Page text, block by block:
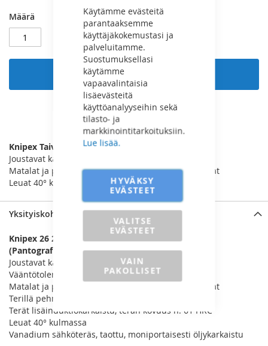
Käytämme evästeitä
parantaaksemme
käyttäjäkokemustasi ja
palveluitamme.
Suostumuksellasi
käytämme
vapaavalintaisia
lisäevästeitä
käyttöanalyyseihin sekä
tilasto- ja
markkinointitarkoituksiin.
Lue lisää.
HYVÄKSY
EVÄSTEET
VALITSE
EVÄSTEET
VAIN
PAKOLLISET
Määrä
Lisää ostoskoriin
LISÄÄ VERTAILUUN
Knipex Taivutettu Kärkipihti
Joustavat kärjet: muotolujat myös väännössä
Matalat ja pyöreät, pitkät, päistään terävöityvät leuat
Leuat 40° kulmassa
Yksityiskohdat
Knipex 26 21 200 Lattapyöröpihti, jossa terä
(Pantografipihti)
Joustavat kärjet: muotolujat myös väännössä
Vääntötolerantit, joustavat tarkkuuskärjet
Matalat ja pyöreät, pitkät, päistään terävöityvät leuat
Terillä pehmeälle, keskikovalle ja kovalle langalle
Terät lisäinduktiokarkaistu, terän kovuus n. 61 HRC
Leuat 40° kulmassa
Vanadium sähköteräs, taottu, moniportaisesti öljykarkaistu